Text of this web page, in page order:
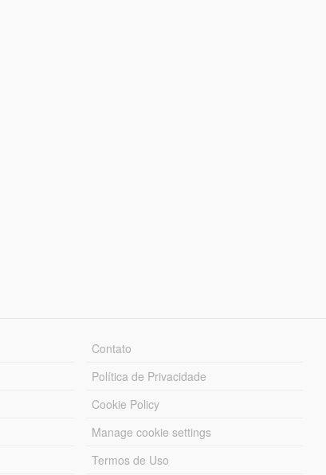
Contato
Política de Privacidade
Cookie Policy
Manage cookie settings
Termos de Uso